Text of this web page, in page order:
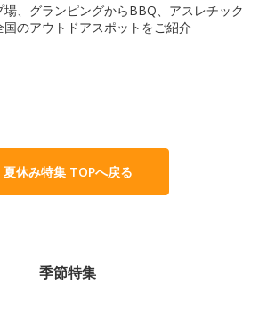
場、グランピングからBBQ、アスレチック
国のアウトドアスポットをご紹介
夏休み特集 TOPへ戻る
季節特集